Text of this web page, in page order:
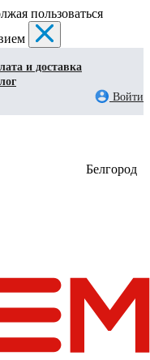
пользоваться
и доставка
Войти
Белгород